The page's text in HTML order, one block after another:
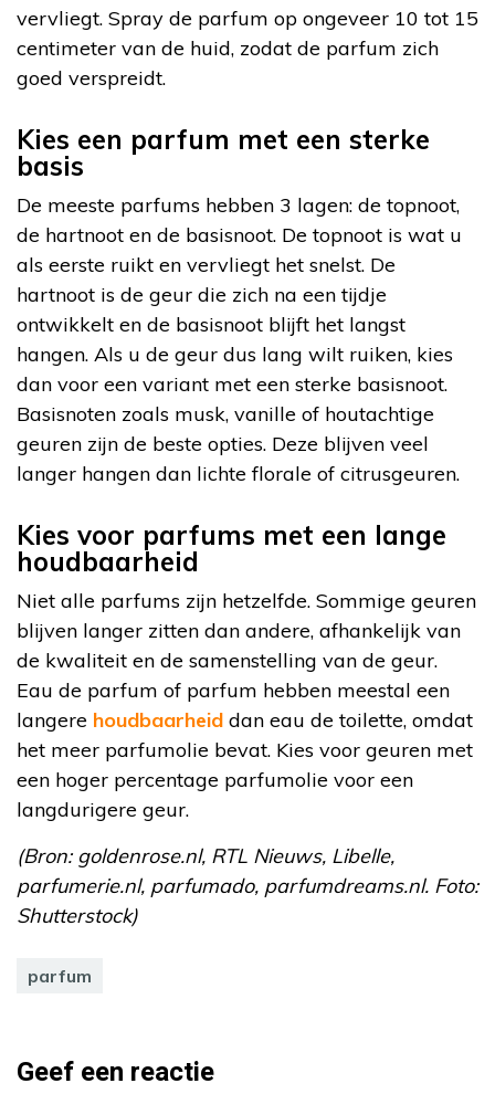
vervliegt. Spray de parfum op ongeveer 10 tot 15
centimeter van de huid, zodat de parfum zich
goed verspreidt.
Kies een parfum met een sterke
basis
De meeste parfums hebben 3 lagen: de topnoot,
de hartnoot en de basisnoot. De topnoot is wat u
als eerste ruikt en vervliegt het snelst. De
hartnoot is de geur die zich na een tijdje
ontwikkelt en de basisnoot blijft het langst
hangen. Als u de geur dus lang wilt ruiken, kies
dan voor een variant met een sterke basisnoot.
Basisnoten zoals musk, vanille of houtachtige
geuren zijn de beste opties. Deze blijven veel
langer hangen dan lichte florale of citrusgeuren.
Kies voor parfums met een lange
houdbaarheid
Niet alle parfums zijn hetzelfde. Sommige geuren
blijven langer zitten dan andere, afhankelijk van
de kwaliteit en de samenstelling van de geur.
Eau de parfum of parfum hebben meestal een
langere houdbaarheid dan eau de toilette, omdat
het meer parfumolie bevat. Kies voor geuren met
een hoger percentage parfumolie voor een
langdurigere geur.
(Bron: goldenrose.nl, RTL Nieuws, Libelle,
parfumerie.nl, parfumado, parfumdreams.nl. Foto:
Shutterstock)
parfum
Geef een reactie